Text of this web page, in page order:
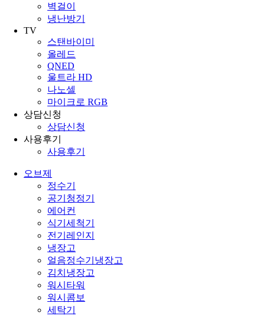
벽걸이
냉난방기
TV
스탠바이미
올레드
QNED
울트라 HD
나노셀
마이크로 RGB
상담신청
상담신청
사용후기
사용후기
오브제
정수기
공기청정기
에어컨
식기세척기
전기레인지
냉장고
얼음정수기냉장고
김치냉장고
워시타워
워시콤보
세탁기